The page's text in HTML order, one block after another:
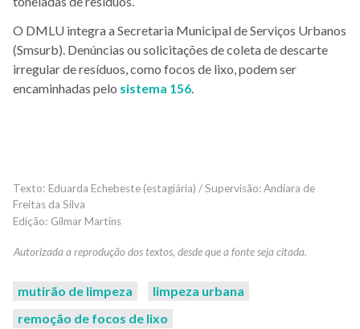
O DMLU integra a Secretaria Municipal de Serviços Urbanos
(Smsurb). Denúncias ou solicitações de coleta de descarte
irregular de resíduos, como focos de lixo, podem ser
encaminhadas pelo sistema 156.
Eduarda Echebeste (estagiária) / Supervisão: Andiara de
Freitas da Silva
Gilmar Martins
mutirão de limpeza
limpeza urbana
remoção de focos de lixo